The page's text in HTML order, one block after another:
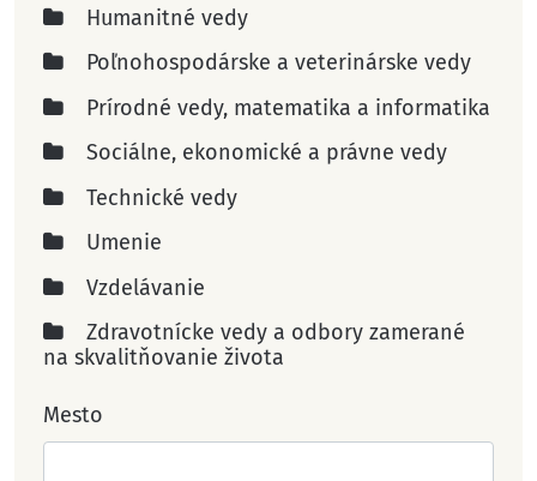
Humanitné vedy
Poľnohospodárske a veterinárske vedy
Prírodné vedy, matematika a informatika
Sociálne, ekonomické a právne vedy
Technické vedy
Umenie
Vzdelávanie
Zdravotnícke vedy a odbory zamerané
na skvalitňovanie života
Mesto